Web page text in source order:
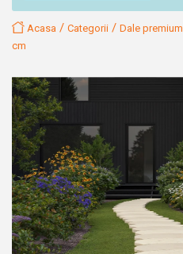
Acasa /Categorii /Dale premium
cm